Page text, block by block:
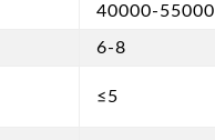
40000-55000
6-8
≤5